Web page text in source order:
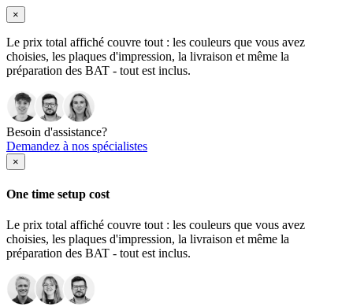
×
Le prix total affiché couvre tout : les couleurs que vous avez
choisies, les plaques d'impression, la livraison et même la
préparation des BAT - tout est inclus.
Besoin d'assistance?
Demandez à nos spécialistes
×
One time setup cost
Le prix total affiché couvre tout : les couleurs que vous avez
choisies, les plaques d'impression, la livraison et même la
préparation des BAT - tout est inclus.